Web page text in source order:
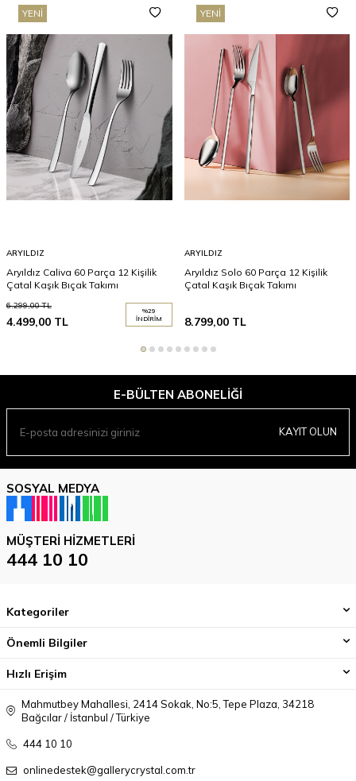
YENI
ARYILDIZ
Aryıldız Caliva 60 Parça 12 Kişilik
Çatal Kaşık Bıçak Takımı
6.299,00TL
4.499,00 TL
%29
İNDIRIM
YENI
ARYILDIZ
Aryıldız Solo 60 Parça 12 Kişilik
Çatal Kaşık Bıçak Takımı
8.799,00TL
E-BÜLTEN ABONELIĞI
KAYIT OLUN
SOSYAL MEDYA
MÜŞTERI HIZMETLERI
444 10 10
Kategoriler
Önemli Bilgiler
Hızlı Erişim
Mahmutbey Mahallesi, 2414 Sokak, No:5, Tepe Plaza, 34218
Bağcılar / İstanbul / Türkiye
444 10 10
onlinedestek@gallerycrystal.com.tr